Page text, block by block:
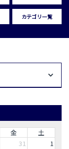
カテゴリ一覧
金
土
31
1